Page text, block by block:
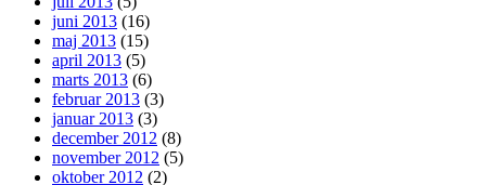
juni 2013 (16)
maj 2013 (15)
april 2013 (5)
marts 2013 (6)
februar 2013 (3)
januar 2013 (3)
december 2012 (8)
november 2012 (5)
oktober 2012 (2)